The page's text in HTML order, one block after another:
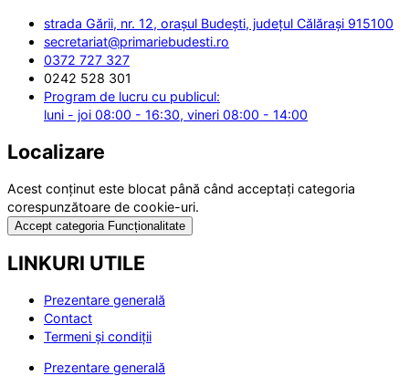
strada Gării, nr. 12, orașul Budești, județul Călărași 915100
secretariat@primariebudesti.ro
0372 727 327
0242 528 301
Program de lucru cu publicul:
luni - joi 08:00 - 16:30, vineri 08:00 - 14:00
Localizare
Acest conținut este blocat până când acceptați categoria
corespunzătoare de cookie-uri.
Accept categoria Funcționalitate
LINKURI UTILE
Prezentare generală
Contact
Termeni și condiții
Prezentare generală